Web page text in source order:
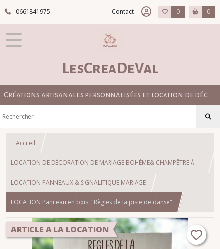
0661841975 Contact 0 0
LesCreaDeVal
Accueil
LOCATION DE DÉCORATION DE MARIAGE BOHÈME& CHAMPÊTRE À
TOULOUSE
LOCATION PANNEAUX & SIGNALITIQUE MARIAGE
LOCATION Panneau en bois "Règles de la piste de danse"
ARTICLE A LA LOCATION